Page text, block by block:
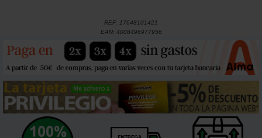
REF: 17648101421
EAN: 4008496977956